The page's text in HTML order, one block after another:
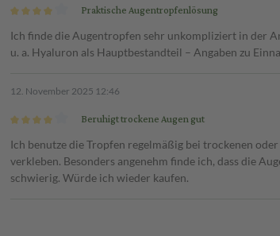
Praktische Augentropfenlösung
Ich finde die Augentropfen sehr unkompliziert in der
u. a. Hyaluron als Hauptbestandteil – Angaben zu
12. November 2025 12:46
Beruhigt trockene Augen gut
Ich benutze die Tropfen regelmäßig bei trockenen
verkleben. Besonders angenehm finde ich, dass die
schwierig. Würde ich wieder kaufen.